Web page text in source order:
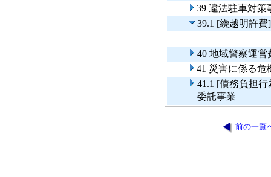
39 違法駐車対策
39.1 [繰越明許
40 地域警察運営
41 災害に係る危
41.1 [債務負担
委託事業
前の一覧